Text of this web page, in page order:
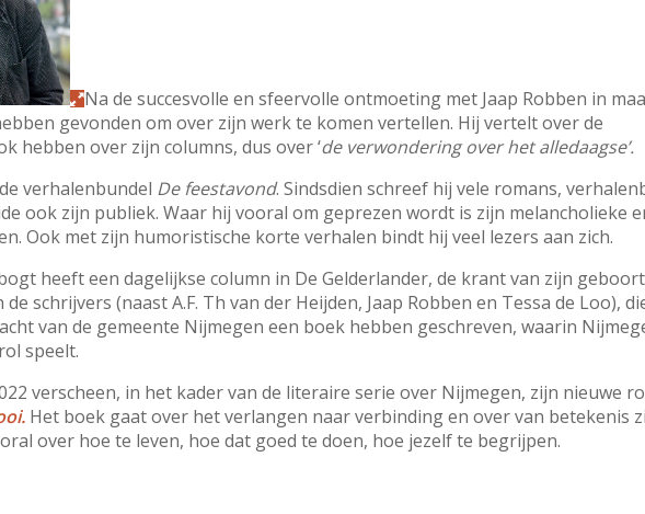
Na de succesvolle en sfeervolle ontmoeting met Jaap Robben in
gevonden om over zijn werk te komen vertellen. Hij vertelt over de
hebben over zijn columns, dus over ‘de verwondering over het alledaagse’.
verhalenbundel De feestavond. Sindsdien schreef hij vele romans,
ook zijn publiek. Waar hij vooral om geprezen wordt is zijn melancholieke
Ook met zijn humoristische korte verhalen bindt hij veel lezers aan zich.
heeft een dagelijkse column in De Gelderlander, de krant van zijn
de schrijvers (naast A.F. Th van der Heijden, Jaap Robben en Tessa de Loo),
van de gemeente Nijmegen een boek hebben geschreven, waarin
speelt.
verscheen, in het kader van de literaire serie over Nijmegen, zijn nieuwe
Het boek gaat over het verlangen naar verbinding en over van betekenis
over hoe te leven, hoe dat goed te doen, hoe jezelf te begrijpen.